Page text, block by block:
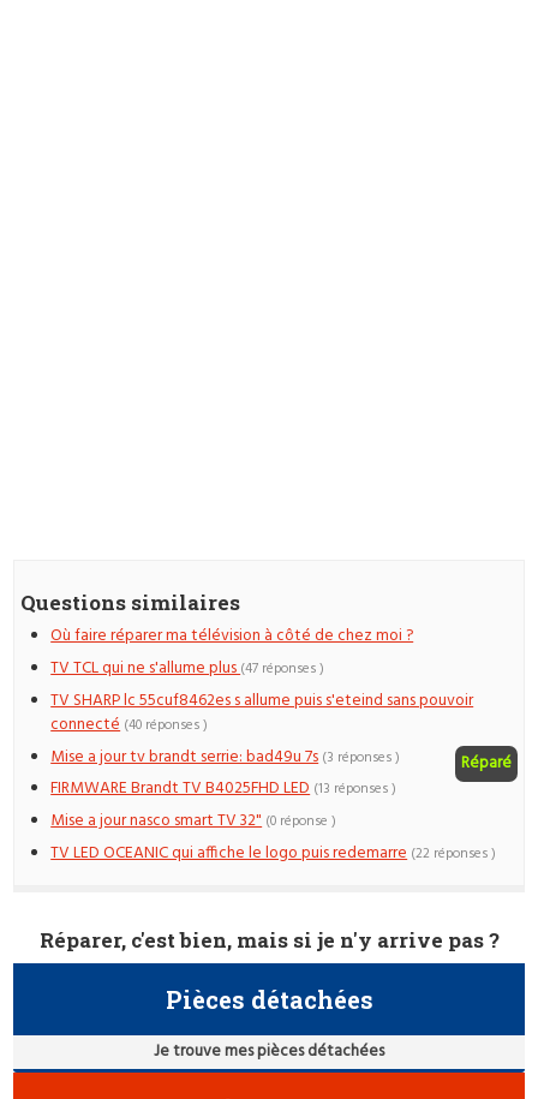
Questions similaires
Où faire réparer ma télévision à côté de chez moi ?
TV TCL qui ne s'allume plus(47 réponses )
TV SHARP lc 55cuf8462es s allume puis s'eteind sans pouvoir
connecté (40 réponses )
Mise a jour tv brandt serrie: bad49u 7s Réparé
(3 réponses )
FIRMWARE Brandt TV B4025FHD LED (13 réponses )
Mise a jour nasco smart TV 32" (0 réponse )
TV LED OCEANIC qui affiche le logo puis redemarre (22 réponses )
Réparer, c'est bien, mais si je n'y arrive pas ?
Pièces détachées
Je trouve mes pièces détachées